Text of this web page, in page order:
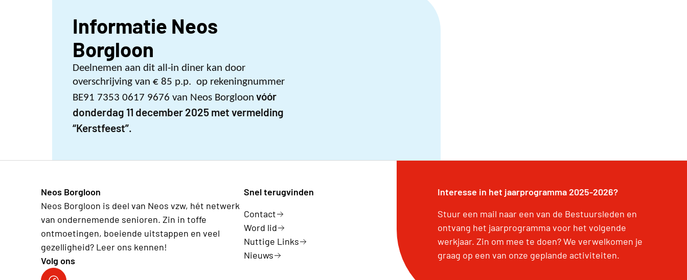
Informatie Neos
Borgloon
Deelnemen aan dit all-in diner kan door
overschrijving van € 85 p.p. op rekeningnummer
BE91 7353 0617 9676 van Neos Borgloon vóór
donderdag 11 december 2025 met vermelding
“Kerstfeest”.
Neos Borgloon
Neos Borgloon is deel van Neos vzw, hét netwerk
van ondernemende senioren. Zin in toffe
ontmoetingen, boeiende uitstappen en veel
gezelligheid? Leer ons kennen!
Volg ons
Snel terugvinden
Contact
Word lid
Nuttige Links
Nieuws
Interesse in het jaarprogramma 2025-2026?
Stuur een mail naar een van de Bestuursleden en
ontvang het jaarprogramma voor het volgende
werkjaar. Zin om mee te doen? We verwelkomen je
graag op een van onze geplande activiteiten.